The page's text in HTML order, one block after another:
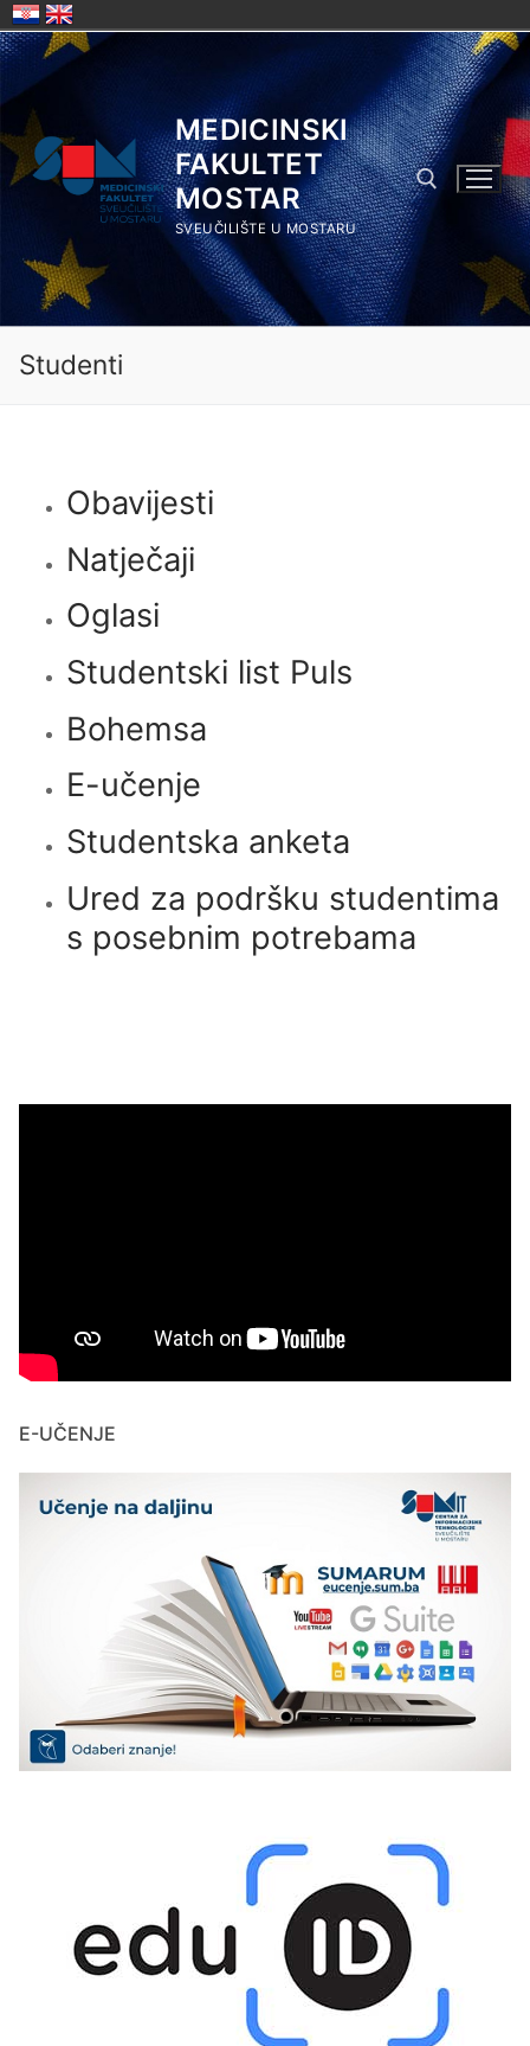
Skip
content
MEDICINSKI
FAKULTET
MOSTAR
SVEUČILIŠTE U MOSTARU
Search for:
Studenti
Obavijesti
Natječaji
Oglasi
Studentski list Puls
Bohemsa
E-učenje
Studentska anketa
Ured za podršku studentima
s posebnim potrebama
E-UČENJE